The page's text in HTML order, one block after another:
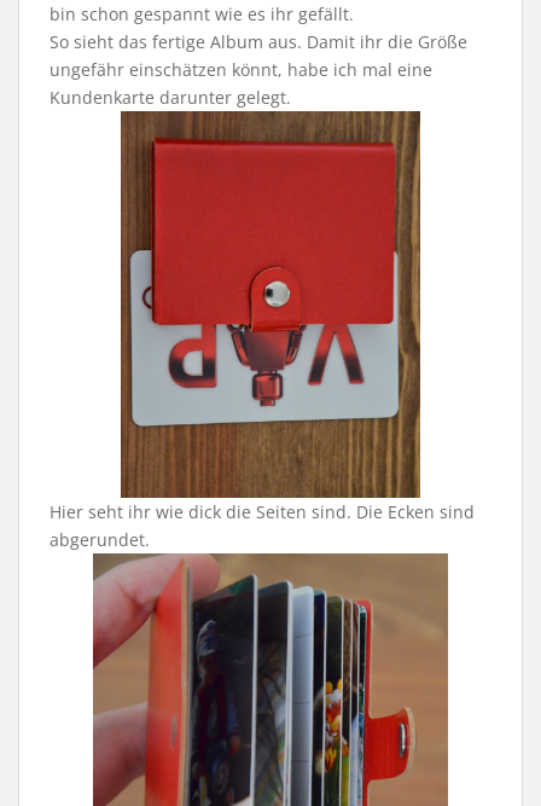
bin schon gespannt wie es ihr gefällt.
So sieht das fertige Album aus. Damit ihr die Größe
ungefähr einschätzen könnt, habe ich mal eine
Kundenkarte darunter gelegt.
Hier seht ihr wie dick die Seiten sind. Die Ecken sind
abgerundet.